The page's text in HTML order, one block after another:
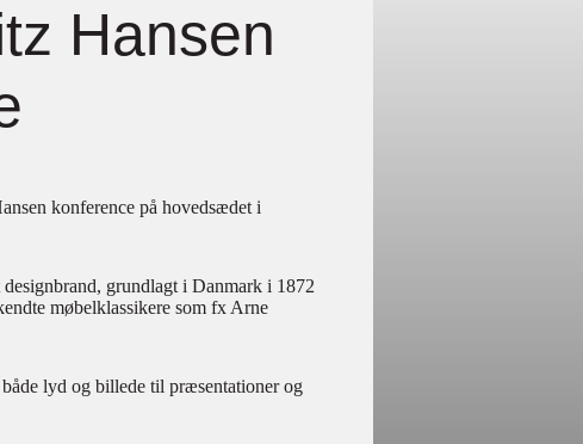
Hansen
konference på hovedsædet i
grundlagt i Danmark i 1872
møbelklassikere som fx Arne
lyd og billede til præsentationer og